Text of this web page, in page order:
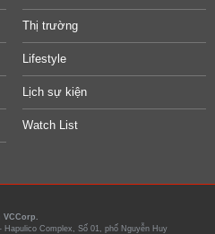
Thị trường
Lifestyle
Lịch sự kiện
Watch List
VCCorp.
Hapulico Complex, Số 01, phố Nguyễn Huy